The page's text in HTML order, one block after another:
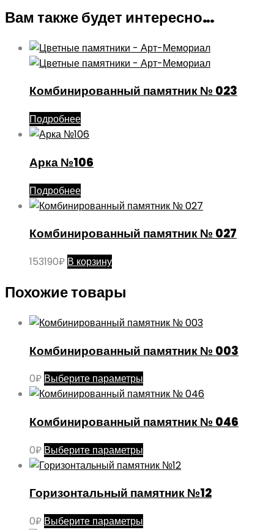
Вам также будет интересно…
Комбинированный памятник № 023
Подробнее
Арка №106
Подробнее
Комбинированный памятник № 027
153190₽ В корзину
Похожие товары
Комбинированный памятник № 003
0₽ Выберите параметры
товар
несколько
Опции
можно
на
странице
Комбинированный памятник № 046
0₽ Выберите параметры
товар
несколько
вариаций.
Опции
Горизонтальный памятник №12
0₽ Выберите параметры